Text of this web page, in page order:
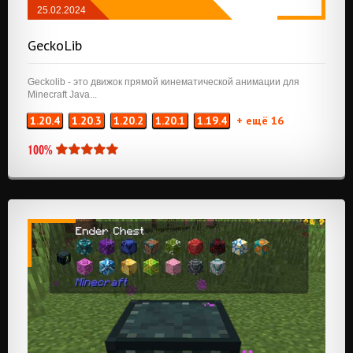
25.02.2024
API И БИБЛИОТЕКИ
GeckoLib
Geckolib - это движок прямой кинематической анимации для
Minecraft Java...
1.20.4 1.20.3 1.20.2 1.20.1 1.19.4 + ещё 16
100%